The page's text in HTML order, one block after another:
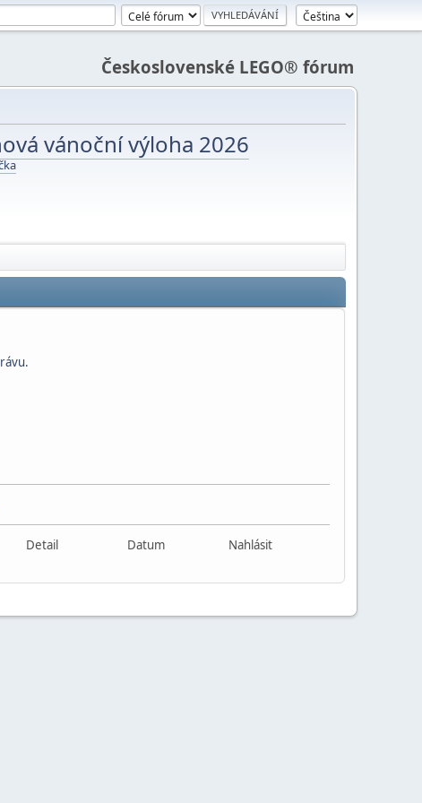
Československé LEGO® fórum
vánoční výloha 2026
Detail Datum Nahlásit